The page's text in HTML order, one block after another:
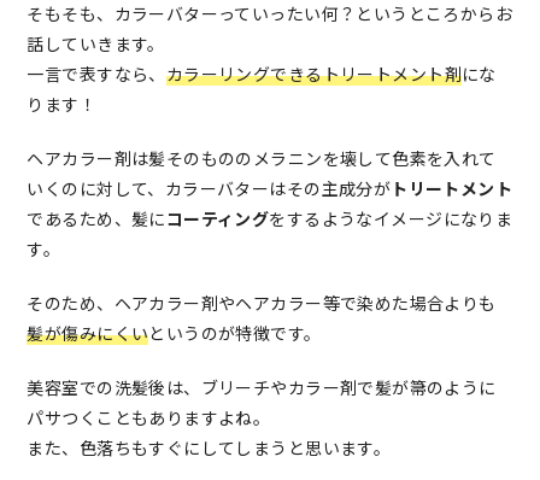
そもそも、カラーバターっていったい何？というところからお
話していきます。
一言で表すなら、 カラーリングできるトリートメント剤にな
ります！
ヘアカラー剤は髪そのもののメラニンを壊して色素を入れて
いくのに対して、カラーバターはその主成分が トリートメント
であるため、髪にコーティングをするようなイメージになりま
す。
そのため、ヘアカラー剤やヘアカラー等で染めた場合よりも
髪が傷みにくいというのが特徴です。
美容室での洗髪後は、ブリーチやカラー剤で髪が箒のように
パサつくこともありますよね。
また、色落ちもすぐにしてしまうと思います。